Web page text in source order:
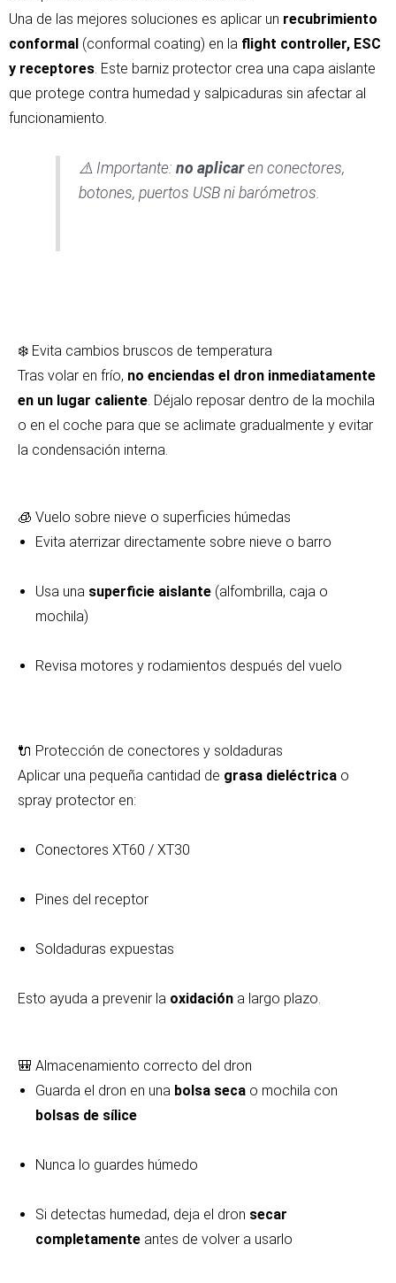
Una de las mejores soluciones es aplicar un recubrimiento
conformal (conformal coating) en la flight controller, ESC
y receptores. Este barniz protector crea una capa aislante
que protege contra humedad y salpicaduras sin afectar al
funcionamiento.
⚠️ Importante: no aplicaren conectores,
botones, puertos USB ni barómetros.
❄️ Evita cambios bruscos de temperatura
Tras volar en frío, no enciendas el dron inmediatamente
en un lugar caliente . Déjalo reposar dentro de la mochila
o en el coche para que se aclimate gradualmente y evitar
la condensación interna.
🧊 Vuelo sobre nieve o superficies húmedas
Evita aterrizar directamente sobre nieve o barro
Usa una superficie aislante (alfombrilla, caja o
mochila)
Revisa motores y rodamientos después del vuelo
🔌 Protección de conectores y soldaduras
Aplicar una pequeña cantidad de grasa dieléctrica o
spray protector en:
Conectores XT60 / XT30
Pines del receptor
Soldaduras expuestas
Esto ayuda a prevenir la oxidación a largo plazo.
🎒 Almacenamiento correcto del dron
Guarda el dron en una bolsa seca o mochila con
bolsas de sílice
Nunca lo guardes húmedo
Si detectas humedad, deja el dron secar
completamente antes de volver a usarlo